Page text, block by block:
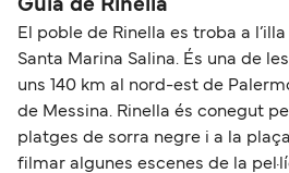
Guia de Rinella
El poble de Rinella es troba a
Santa Marina Salina. És una de
uns 140 km al nord-est de
de Messina. Rinella és conegut
platges de sorra negre i a la
filmar algunes escenes de la